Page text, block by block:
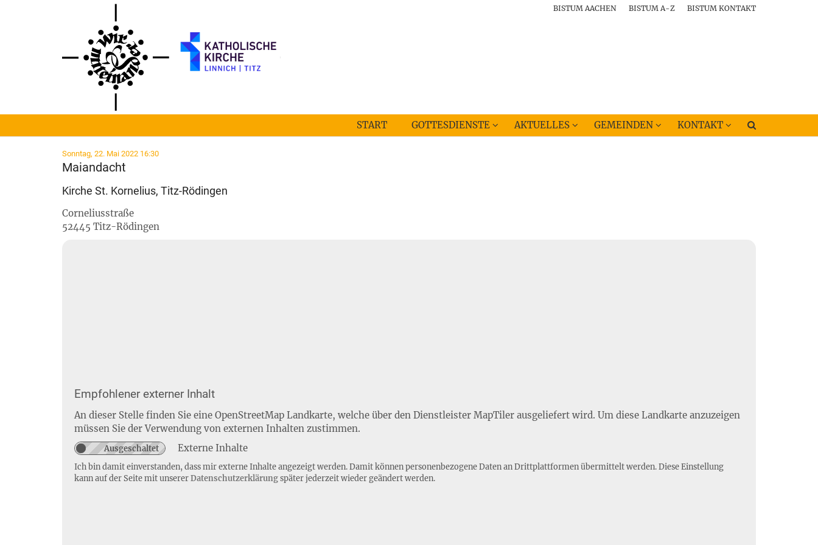
BISTUM AACHEN BISTUM A-Z BISTUM KONTAKT
START GOTTESDIENSTE AKTUELLES GEMEINDEN KONTAKT
Sonntag, 22. Mai 2022 16:30:
Maiandacht
Kirche St. Kornelius, Titz-Rödingen
Corneliusstraße
52445 Titz-Rödingen
Empfohlener externer Inhalt
An dieser Stelle finden Sie eine OpenStreetMap Landkarte, welche über den Dienstleister MapTiler ausgeliefert wird. Um diese Landkarte anzuzeigen
müssen Sie der Verwendung von externen Inhalten zustimmen.
Externe Inhalte
Ich bin damit einverstanden, dass mir externe Inhalte angezeigt werden. Damit können personenbezogene Daten an Drittplattformen übermittelt werden. Diese Einstellung
kann auf der Seite mit unsererDatenschutzerklärungspäter jederzeit wieder geändert werden.